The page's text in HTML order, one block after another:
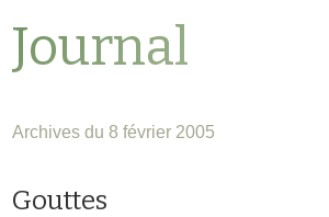
Journal
Archives du 8 février 2005
Gouttes